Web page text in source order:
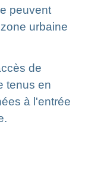
peuvent
urbaine
de
tenus en
à l'entrée